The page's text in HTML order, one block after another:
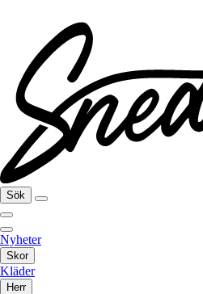
Sök
Nyheter
Skor
Kläder
Herr